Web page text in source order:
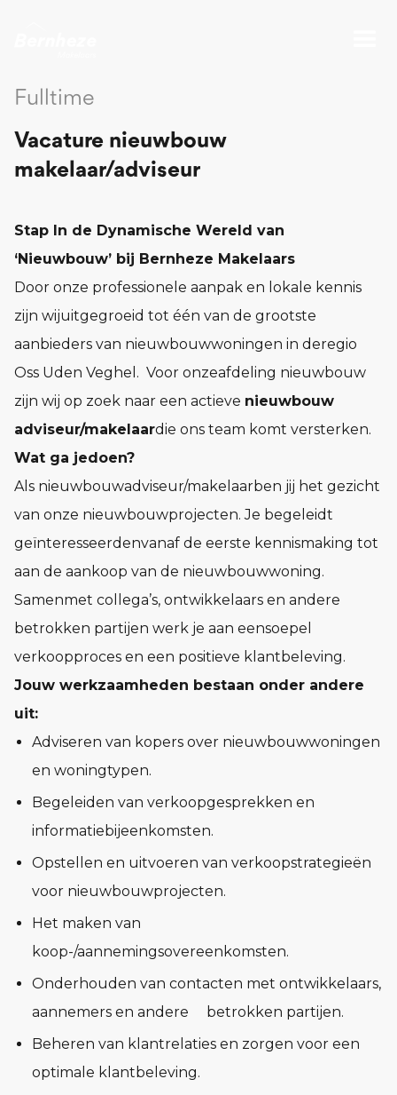
Fulltime
Vacature nieuwbouw
makelaar/adviseur
Stap In de Dynamische Wereld van
‘Nieuwbouw’ bij Bernheze Makelaars
Door onze professionele aanpak en lokale kennis
zijn wijuitgegroeid tot één van de grootste
aanbieders van nieuwbouwwoningen in deregio
Oss Uden Veghel. Voor onzeafdeling nieuwbouw
zijn wij op zoek naar een actieve nieuwbouw
adviseur/makelaardie ons team komt versterken.
Wat ga jedoen?
Als nieuwbouwadviseur/makelaarben jij het gezicht
van onze nieuwbouwprojecten. Je begeleidt
geïnteresseerdenvanaf de eerste kennismaking tot
aan de aankoop van de nieuwbouwwoning.
Samenmet collega’s, ontwikkelaars en andere
betrokken partijen werk je aan eensoepel
verkoopproces en een positieve klantbeleving.
Jouw werkzaamheden bestaan onder andere
uit:
Adviseren van kopers over nieuwbouwwoningen
en woningtypen.
Begeleiden van verkoopgesprekken en
informatiebijeenkomsten.
Opstellen en uitvoeren van verkoopstrategieën
voor nieuwbouwprojecten.
Het maken van
koop-/aannemingsovereenkomsten.
Onderhouden van contacten met ontwikkelaars,
aannemers en andere betrokken partijen.
Beheren van klantrelaties en zorgen voor een
optimale klantbeleving.